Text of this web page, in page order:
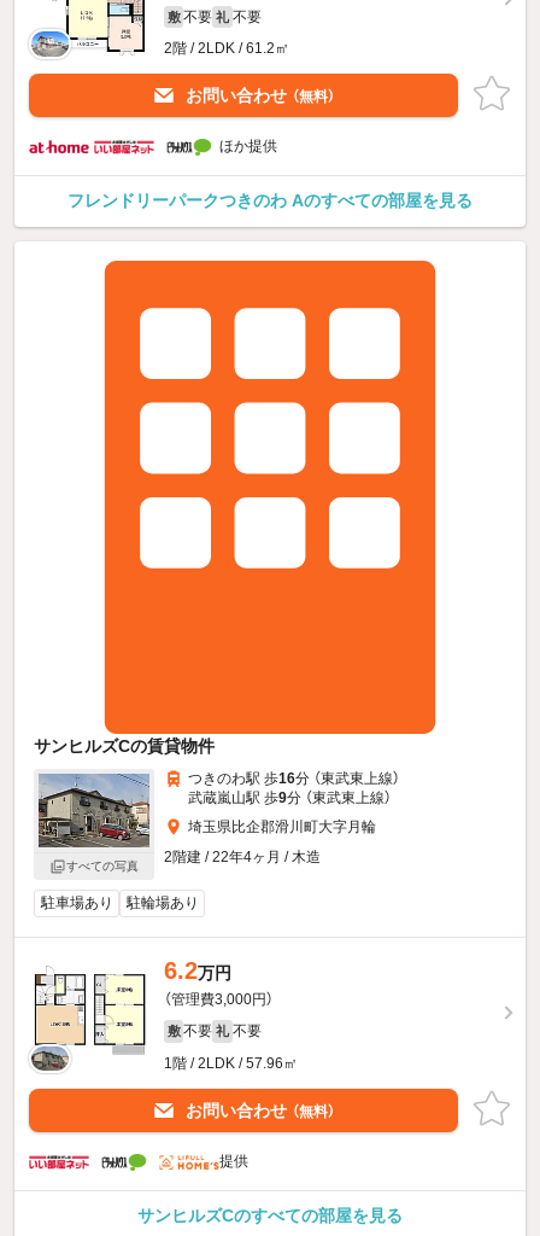
敷 不要 礼 不要
2階 / 2LDK / 61.2㎡
お問い合わせ （無料）
ほか提供
フレンドリーパークつきのわ Aのすべての部屋を見る
サンヒルズCの賃貸物件
すべての写真
つきのわ駅 歩16分 （東武東上線）
武蔵嵐山駅 歩9分 （東武東上線）
埼玉県比企郡滑川町大字月輪
2階建 / 22年4ヶ月 / 木造
駐車場あり 駐輪場あり
6.2万円
（管理費3,000円）
敷 不要 礼 不要
1階 / 2LDK / 57.96㎡
お問い合わせ （無料）
提供
サンヒルズCのすべての部屋を見る